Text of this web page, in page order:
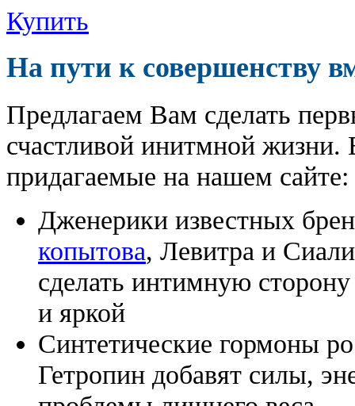
Купить
На пути к совершенству
Предлагаем Вам сделать
счастливой инитмной жизни.
придагаемые на нашем сайте:
Дженерики известных
копытова, Левитра и
сделать интимную
и яркой
Синтетические гормоны
Гетропин добавят силы,